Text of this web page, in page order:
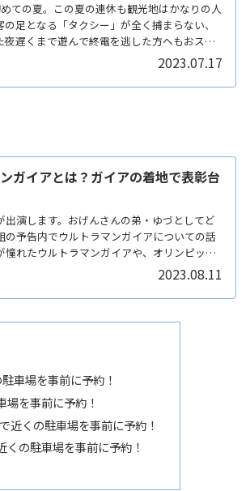
ての夏。この夏の連休も観光地はかなりの人
足となる「タクシー」が全く捕まらない、
遅くまで遊んで終電を逃した方へもおスス
2023.07.17
ガイアとは？ガイアの着地で表彰台
演します。おげんさんの弟・ゆづとしてど
予告内でウルトラマンガイアについての話
れたウルトラマンガイアや、オリンピック
2023.08.11
車場を事前に予約！
場を事前に予約！
近くの駐車場を事前に予約！
の駐車場を事前に予約！